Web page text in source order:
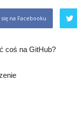
na Facebooku
coś na GitHub?